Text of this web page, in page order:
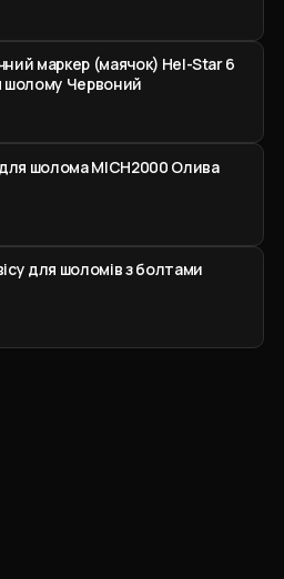
маркер (маячок) Hel-Star 6
шолому Червоний
для шолома MICH2000 Олива
для шоломів з болтами